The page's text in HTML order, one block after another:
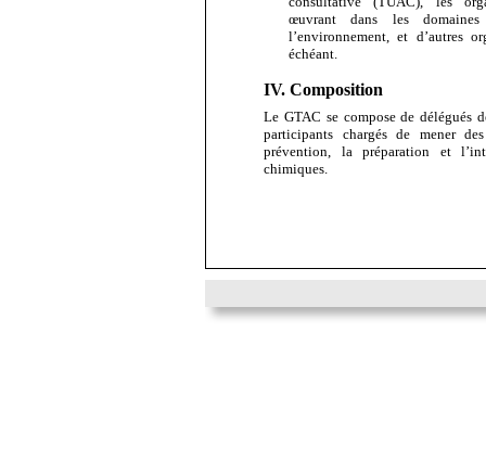
œuvrant dans les
l’environnement, et d’autres
échéant.
IV. Composition
Le GTAC se compose de délégués
participants chargés de mener
prévention, la préparation et
chimiques.